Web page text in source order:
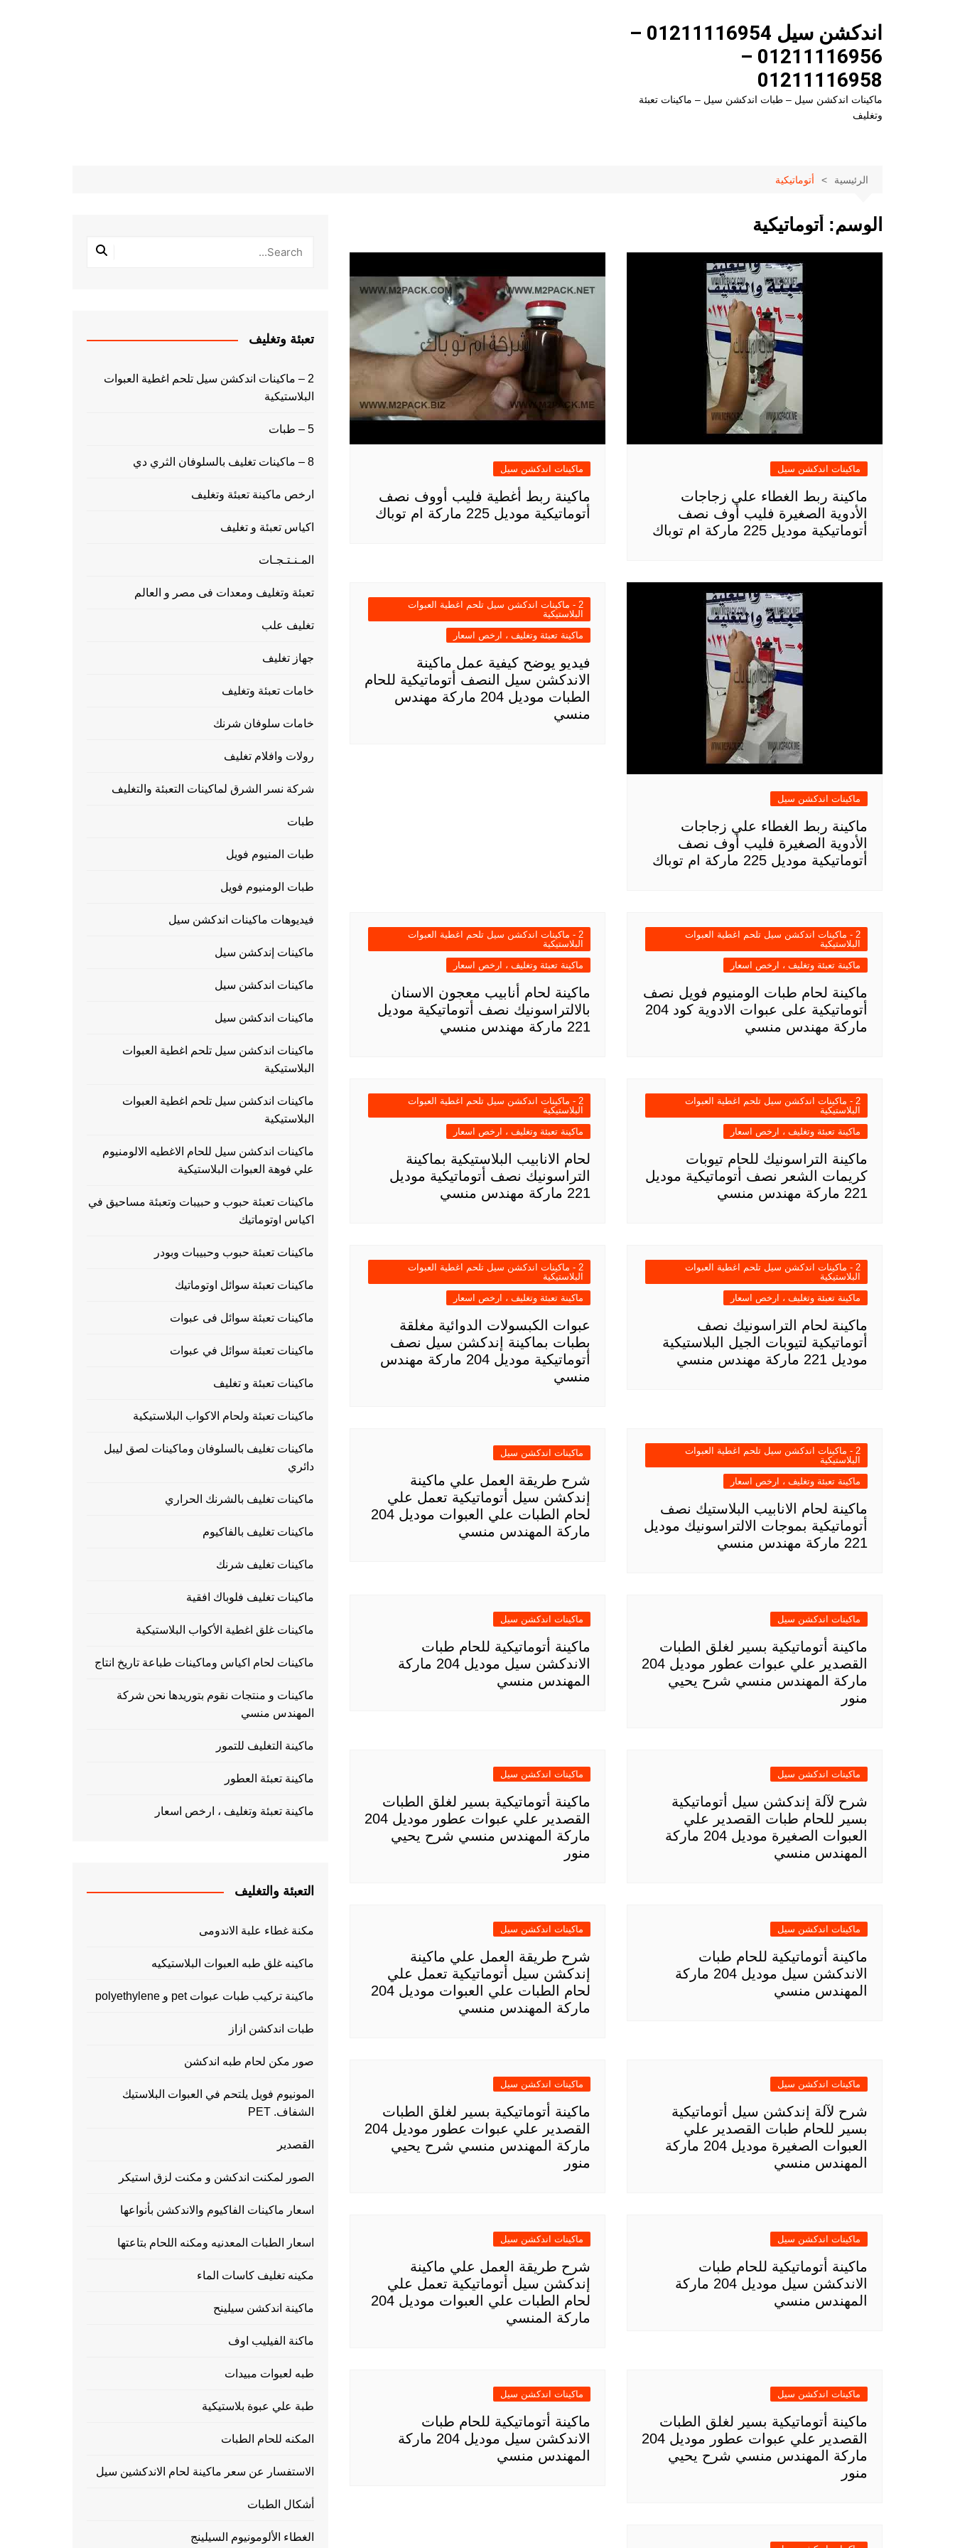
اندكشن سيل 01211116954 –
01211116956 –
01211116958
ماكينات اندكشن سيل – طبات اندكشن سيل – ماكينات تعبئة
وتغليف
الرئيسية أتوماتيكية
الوسم: أتوماتيكية
ماكينات اندكشن سيل
ماكينة ربط الغطاء علي زجاجات
الأدوية الصغيرة فليب أوف نصف
أتوماتيكية موديل 225 ماركة ام توباك
ماكينات اندكشن سيل
ماكينة ربط أغطية فليب أووف نصف
أتوماتيكية موديل 225 ماركة ام توباك
ماكينات اندكشن سيل
ماكينة ربط الغطاء علي زجاجات
الأدوية الصغيرة فليب أوف نصف
أتوماتيكية موديل 225 ماركة ام توباك
2 - ماكينات اندكشن سيل تلحم اغطية العبوات
البلاستيكية
ماكينة تعبئة وتغليف ، ارخص اسعار
فيديو يوضح كيفية عمل ماكينة
الاندكشن سيل النصف أتوماتيكية للحام
الطبات موديل 204 ماركة مهندس
منسي
2 - ماكينات اندكشن سيل تلحم اغطية العبوات
البلاستيكية
ماكينة تعبئة وتغليف ، ارخص اسعار
ماكينة لحام طبات الومنيوم فويل نصف
أتوماتيكية على عبوات الادوية كود 204
ماركة مهندس منسي
2 - ماكينات اندكشن سيل تلحم اغطية العبوات
البلاستيكية
ماكينة تعبئة وتغليف ، ارخص اسعار
ماكينة لحام أنابيب معجون الاسنان
بالالتراسونيك نصف أتوماتيكية موديل
221 ماركة مهندس منسي
2 - ماكينات اندكشن سيل تلحم اغطية العبوات
البلاستيكية
ماكينة تعبئة وتغليف ، ارخص اسعار
ماكينة التراسونيك للحام تيوبات
كريمات الشعر نصف أتوماتيكية موديل
221 ماركة مهندس منسي
2 - ماكينات اندكشن سيل تلحم اغطية العبوات
البلاستيكية
ماكينة تعبئة وتغليف ، ارخص اسعار
لحام الانابيب البلاستيكية بماكينة
التراسونيك نصف أتوماتيكية موديل
221 ماركة مهندس منسي
2 - ماكينات اندكشن سيل تلحم اغطية العبوات
البلاستيكية
ماكينة تعبئة وتغليف ، ارخص اسعار
ماكينة لحام التراسونيك نصف
أتوماتيكية لتيوبات الجيل البلاستيكية
موديل 221 ماركة مهندس منسي
2 - ماكينات اندكشن سيل تلحم اغطية العبوات
البلاستيكية
ماكينة تعبئة وتغليف ، ارخص اسعار
عبوات الكبسولات الدوائية مغلقة
بطبات بماكينة إندكشن سيل نصف
أتوماتيكية موديل 204 ماركة مهندس
منسي
2 - ماكينات اندكشن سيل تلحم اغطية العبوات
البلاستيكية
ماكينة تعبئة وتغليف ، ارخص اسعار
ماكينة لحام الانابيب البلاستيك نصف
أتوماتيكية بموجات الالتراسونيك موديل
221 ماركة مهندس منسي
ماكينات اندكشن سيل
شرح طريقة العمل علي ماكينة
إندكشن سيل أتوماتيكية تعمل علي
لحام الطبات علي العبوات موديل 204
ماركة المهندس منسي
ماكينات اندكشن سيل
ماكينة أتوماتيكية بسير لغلق الطبات
القصدير علي عبوات عطور موديل 204
ماركة المهندس منسي شرح يحيي
منور
ماكينات اندكشن سيل
ماكينة أتوماتيكية للحام طبات
الاندكشن سيل موديل 204 ماركة
المهندس منسي
ماكينات اندكشن سيل
شرح لآلة إندكشن سيل أتوماتيكية
بسير للحام طبات القصدير علي
العبوات الصغيرة موديل 204 ماركة
المهندس منسي
ماكينات اندكشن سيل
ماكينة أتوماتيكية بسير لغلق الطبات
القصدير علي عبوات عطور موديل 204
ماركة المهندس منسي شرح يحيي
منور
ماكينات اندكشن سيل
ماكينة أتوماتيكية للحام طبات
الاندكشن سيل موديل 204 ماركة
المهندس منسي
ماكينات اندكشن سيل
شرح طريقة العمل علي ماكينة
إندكشن سيل أتوماتيكية تعمل علي
لحام الطبات علي العبوات موديل 204
ماركة المهندس منسي
ماكينات اندكشن سيل
شرح لآلة إندكشن سيل أتوماتيكية
بسير للحام طبات القصدير علي
العبوات الصغيرة موديل 204 ماركة
المهندس منسي
ماكينات اندكشن سيل
ماكينة أتوماتيكية بسير لغلق الطبات
القصدير علي عبوات عطور موديل 204
ماركة المهندس منسي شرح يحيي
منور
ماكينات اندكشن سيل
ماكينة أتوماتيكية للحام طبات
الاندكشن سيل موديل 204 ماركة
المهندس منسي
ماكينات اندكشن سيل
شرح طريقة العمل علي ماكينة
إندكشن سيل أتوماتيكية تعمل علي
لحام الطبات علي العبوات موديل 204
ماركة المنسي
ماكينات اندكشن سيل
ماكينة أتوماتيكية بسير لغلق الطبات
القصدير علي عبوات عطور موديل 204
ماركة المهندس منسي شرح يحيي
منور
ماكينات اندكشن سيل
ماكينة أتوماتيكية للحام طبات
الاندكشن سيل موديل 204 ماركة
المهندس منسي
تعبئة وتغليف
2 – ماكينات اندكشن سيل تلحم اغطية العبوات
البلاستيكية
5 – طبات
8 – ماكينات تغليف بالسلوفان الثري دي
ارخص ماكينة تعبئة وتغليف
اكياس تعبئة و تغليف
المـنـتـجـات
تعبئة وتغليف ومعدات فى مصر و العالم
تغليف علب
جهاز تغليف
خامات تعبئة وتغليف
خامات سلوفان شرنك
رولات وافلام تغليف
شركة نسر الشرق لماكينات التعبئة والتغليف
طبات
طبات المنيوم فويل
طبات الومنيوم فويل
فيديوهات ماكينات اندكشن سيل
ماكينات إندكشن سيل
ماكينات اندكشن سيل
ماكينات اندكشن سيل
ماكينات اندكشن سيل تلحم اغطية العبوات
البلاستيكية
ماكينات اندكشن سيل تلحم اغطية العبوات
البلاستيكية
ماكينات اندكشن سيل للحام الاغطيه الالومنيوم
علي فوهة العبوات البلاستيكية
ماكينات تعبئة حبوب و حبيبات وتعبئة مساحيق في
اكياس اوتوماتيك
ماكينات تعبئة حبوب وحبيبات وبودر
ماكينات تعبئة سوائل اوتوماتيك
ماكينات تعبئة سوائل فى عبوات
ماكينات تعبئة سوائل في عبوات
ماكينات تعبئة و تغليف
ماكينات تعبئة ولحام الاكواب البلاستيكية
ماكينات تغليف بالسلوفان وماكينات لصق ليبل
دائري
ماكينات تغليف بالشرنك الحراري
ماكينات تغليف بالفاكيوم
ماكينات تغليف شرنك
ماكينات تغليف فلوباك افقية
ماكينات غلق اغطية الأكواب البلاستيكية
ماكينات لحام اكياس وماكينات طباعة تاريخ انتاج
ماكينات و منتجات نقوم بتوريدها نحن شركة
المهندس منسي
ماكينة التغليف للتمور
ماكينة تعبئة العطور
ماكينة تعبئة وتغليف ، ارخص اسعار
التعبئة والتغليف
مكنة غطاء علبة الاندومى
ماكينه غلق طبه العبوات البلاستيكيه
ماكينة تركيب طبات عبوات pet و polyethylene
طبات اندكشن ازاز
صور مكن لحام طبه اندكشن
المونيوم فويل يلتحم في العبوات البلاستيك
الشفاف. PET
القصدير
الصور لمكنت اندكشن و مكنت لزق استيكر
اسعار ماكينات الفاكيوم والاندكشن بأنواعها
اسعار الطبات المعدنيه ومكنه اللحام بتاعتها
مكينه تغليف كاسات الماء
ماكينة اندكشن سيلينح
ماكنة الفيليب اوف
طبه لعبوات مبيدات
طبة علي عبوة بلاستيكية
المكنه للحام الطبات
الاستفسار عن سعر ماكينة لحام الاندكشين سيل
أشكال الطبات
الغطاء الألومونيوم السيلينج